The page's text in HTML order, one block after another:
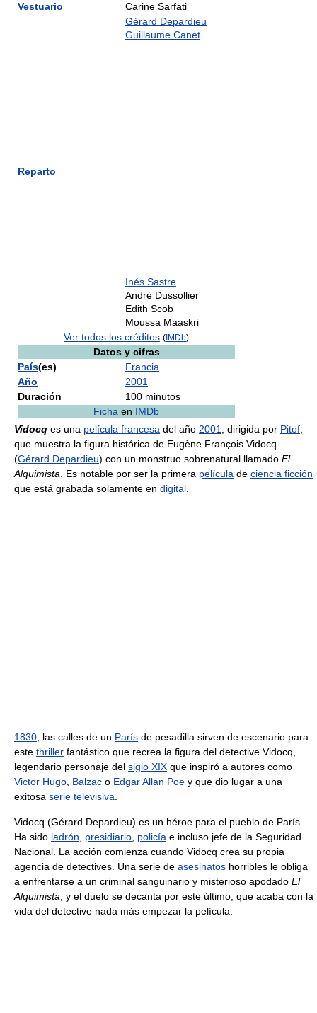
Vestuario
Carine Sarfati
Reparto
Gérard Depardieu
Guillaume Canet
Inés Sastre
André Dussollier
Edith Scob
Moussa Maaskri
Ver todos los créditos (IMDb)
Datos y cifras
País(es)
Francia
Año
2001
Duración
100 minutos
Ficha en IMDb
Vidocq es una película francesa del año 2001 , dirigida por Pitof
que muestra la figura histórica de Eugène François Vidocq
(Gérard Depardieu) con un monstruo sobrenatural llamado El
Alquimista . Es notable por ser la primera película de ciencia ficción
que está grabada solamente en digital
1830 , las calles de un París de pesadilla sirven de escenario para
este thriller fantástico que recrea la figura del detective Vidocq,
legendario personaje del siglo XIX que inspiró a autores como
Victor Hugo Balzac o Edgar Allan Poe y que dio lugar a una
exitosa serie televisiva
Vidocq (Gérard Depardieu) es un héroe para el pueblo de París.
Ha sido ladrón presidiario policía e incluso jefe de la Seguridad
Nacional. La acción comienza cuando Vidocq crea su propia
agencia de detectives. Una serie de asesinatos horribles le obliga
a enfrentarse a un criminal sanguinario y misterioso apodado El
Alquimista , y el duelo se decanta por este último, que acaba con la
vida del detective nada más empezar la película.